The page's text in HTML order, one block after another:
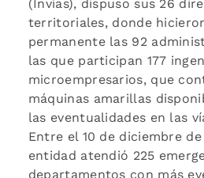
(Invías), dispuso sus 26
territoriales, donde
permanente las 92
las que participan 177
microempresarios, que
máquinas amarillas
las eventualidades en las
Entre el 10 de diciembre
entidad atendió 225
departamentos con más